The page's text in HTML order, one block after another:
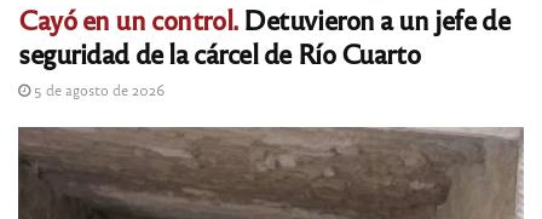
Cayó en un control.Detuvieron a un jefe de
seguridad de la cárcel de Río Cuarto
5 de agosto de 2026